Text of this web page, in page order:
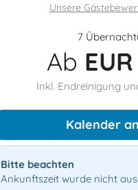
Unsere
7
Ab EUR
Inkl. Endreinigung
Kalender
Bitte beachten
Ankunftszeit wurde nicht